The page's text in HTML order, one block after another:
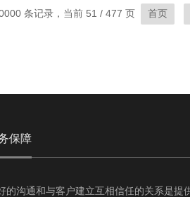
条记录，当前 51 / 477 页 首页
保障
的沟通和与客户建立互相信任的关系是